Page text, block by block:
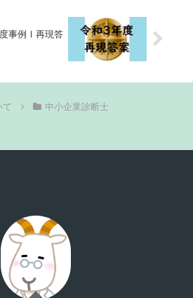
事例Ⅰ再現答
て 中小企業診断士